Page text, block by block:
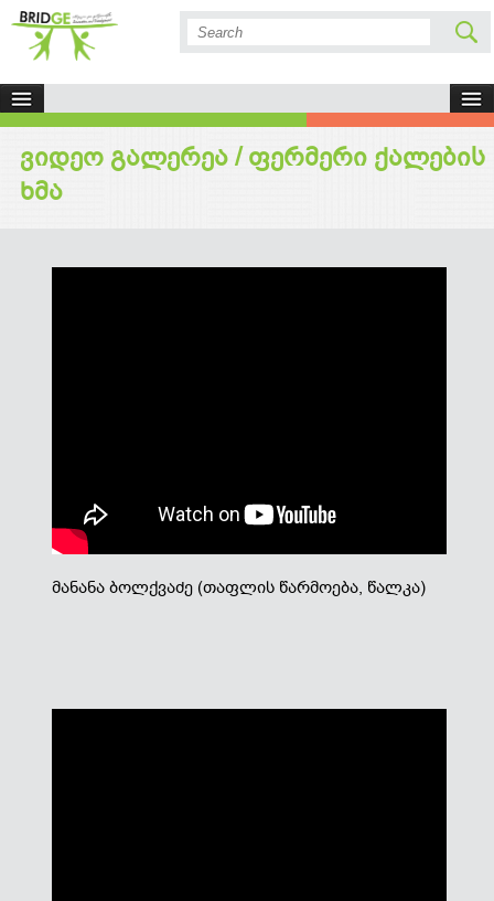
ვიდეო გალერეა/ ფერმერი ქალების
ხმა
მანანა ბოლქვაძე (თაფლის წარმოება, წალკა)